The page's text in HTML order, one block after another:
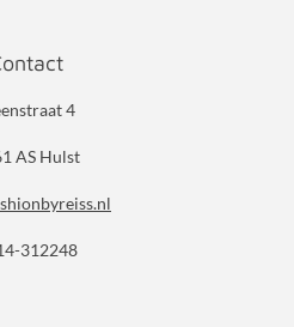
4
AS Hulst
312248